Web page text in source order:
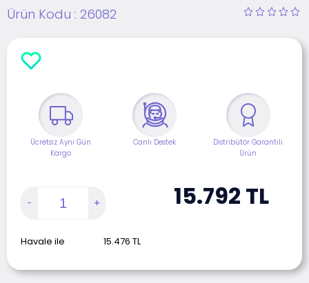
Ürün Kodu : 26082
Ücretsiz Aynı Gün
Kargo
Canlı Destek
Distribütör Garantili
Ürün
15.792 TL
Havale ile 15.476 TL